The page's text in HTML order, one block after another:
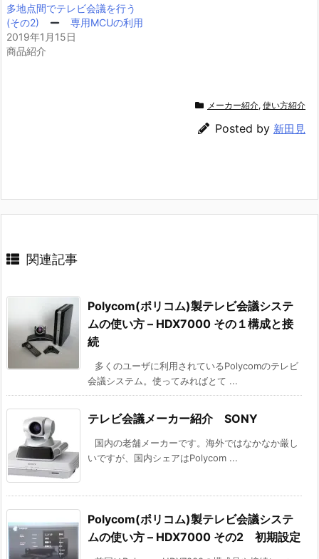
(新
し
い
ウ
ィ
ン
リ
ッ
ク
し
て
す)
多地点間でテレビ会議を行う
(その2)
専用MCUの利用
2019年1月15日
商品紹介
メーカー紹介, 使い方紹介
Posted by 新田見
関連記事
Polycom(ポリコム)製テレビ会議システ
ムの使い方 – HDX7000 その１構成と接
続
多くのユーザに利用されているPolycomのテレビ
会議システム。使ってみればとて ...
テレビ会議メーカー紹介 SONY
国内の老舗メーカーです。海外ではなかなか厳し
いですが、国内シェアはPolycom ...
Polycom(ポリコム)製テレビ会議システ
ムの使い方 – HDX7000 その2 初期設定